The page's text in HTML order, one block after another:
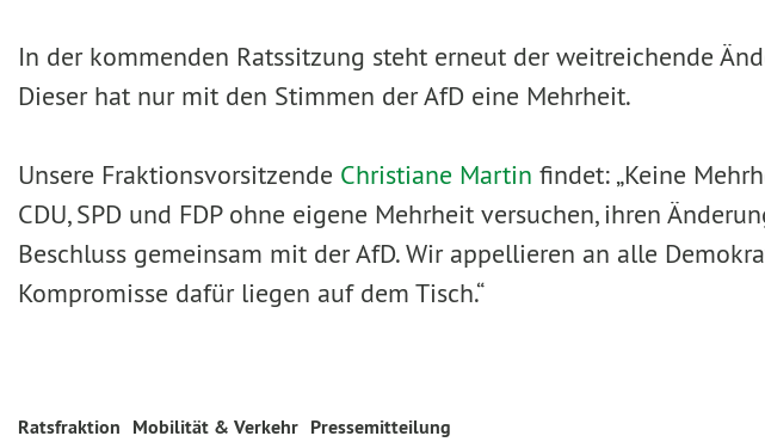
In der kommenden Ratssitzung steht erneut der weitreichende
Dieser hat nur mit den Stimmen der AfD eine Mehrheit.
Unsere Fraktionsvorsitzende Christiane Martin findet: „Keine
CDU, SPD und FDP ohne eigene Mehrheit versuchen, ihren
Beschluss gemeinsam mit der AfD. Wir appellieren an alle
Kompromisse dafür liegen auf dem Tisch.“
Ratsfraktion Mobilität & Verkehr Pressemitteilung